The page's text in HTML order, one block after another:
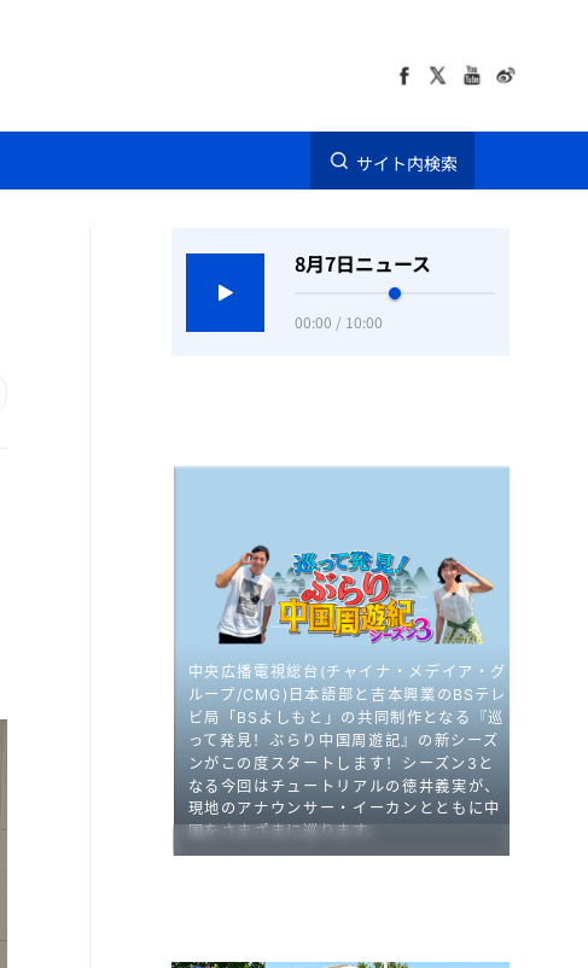
サイト内検索
8月7日ニュース
00:00 / 10:00